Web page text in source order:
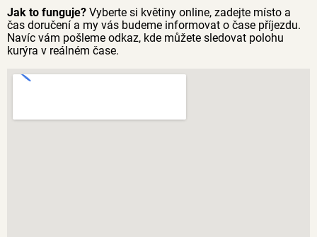
Jak to funguje? Vyberte si květiny online, zadejte místo a
čas doručení a my vás budeme informovat o čase příjezdu.
Navíc vám pošleme odkaz, kde můžete sledovat polohu
kurýra v reálném čase.